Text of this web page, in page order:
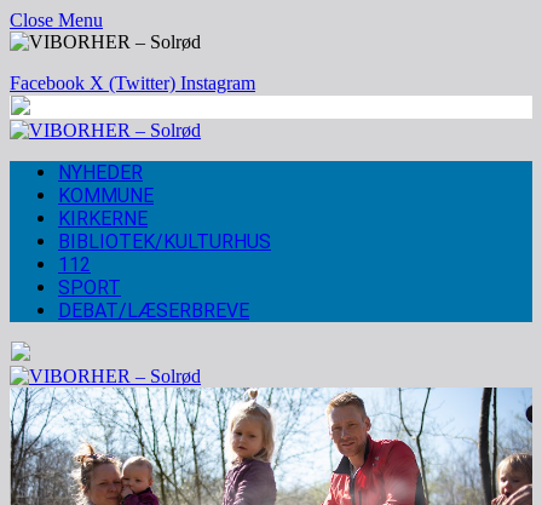
Close Menu
Facebook X (Twitter) Instagram
NYHEDER
KOMMUNE
KIRKERNE
BIBLIOTEK/KULTURHUS
112
SPORT
DEBAT/LÆSERBREVE